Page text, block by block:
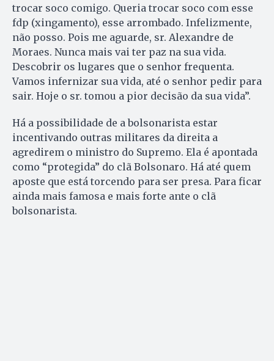
trocar soco comigo. Queria trocar soco com esse
fdp (xingamento), esse arrombado. Infelizmente,
não posso. Pois me aguarde, sr. Alexandre de
Moraes. Nunca mais vai ter paz na sua vida.
Descobrir os lugares que o senhor frequenta.
Vamos infernizar sua vida, até o senhor pedir para
sair. Hoje o sr. tomou a pior decisão da sua vida”.
Há a possibilidade de a bolsonarista estar
incentivando outras militares da direita a
agredirem o ministro do Supremo. Ela é apontada
como “protegida” do clã Bolsonaro. Há até quem
aposte que está torcendo para ser presa. Para ficar
ainda mais famosa e mais forte ante o clã
bolsonarista.